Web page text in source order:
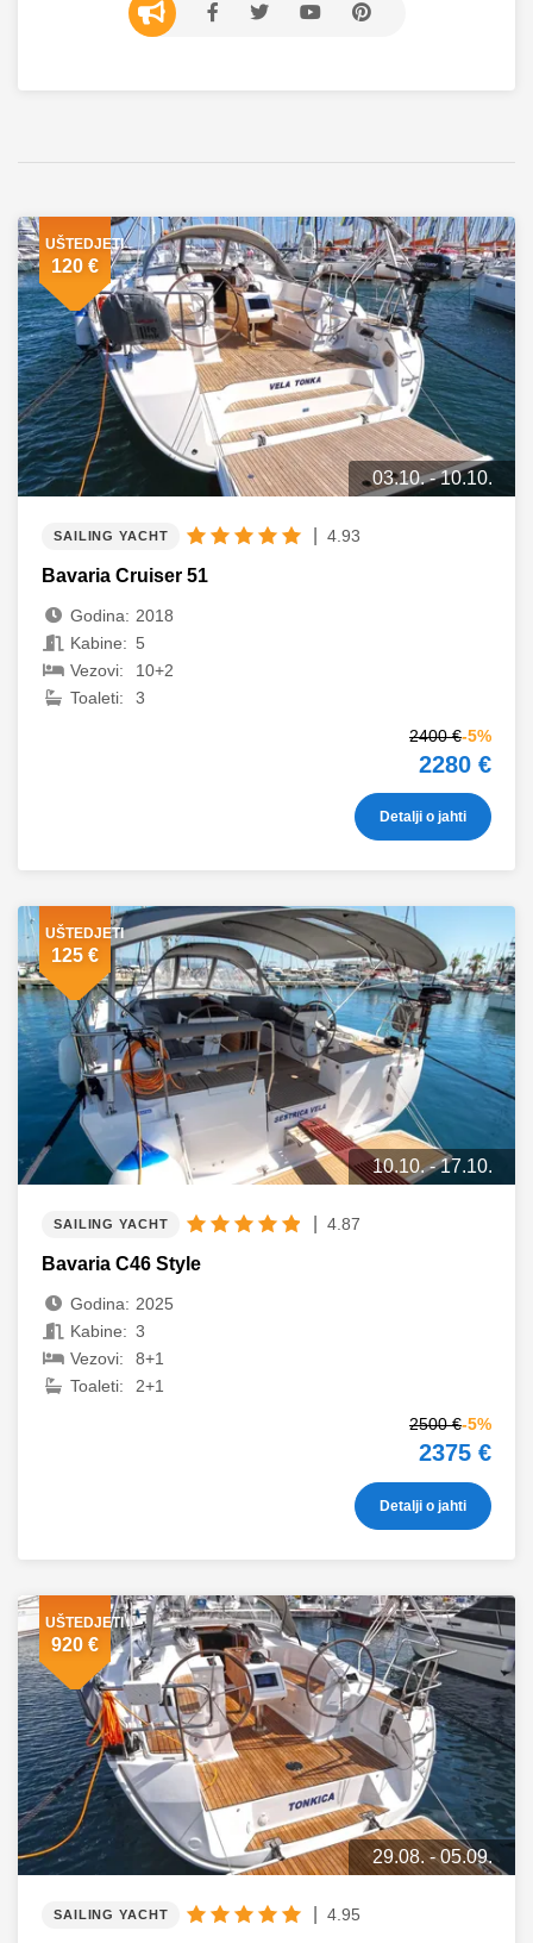
ABA VELA on Facebook
ABA VELA on X
ABA VELA on YouTube
ABA VELA on
UŠTEDJETI
120 €
03.10. - 10.10.
SAILING YACHT 4.93
Bavaria Cruiser 51
Godina: 2018
Kabine: 5
Vezovi:
10+2
Toaleti:
3
2400 €-5%
2280 €
Detalji o jahti
UŠTEDJETI
125 €
10.10. - 17.10.
SAILING YACHT 4.87
Bavaria C46 Style
Godina: 2025
Kabine: 3
Vezovi:
8+1
Toaleti:
2+1
2500 €-5%
2375 €
Detalji o jahti
UŠTEDJETI
920 €
29.08. - 05.09.
SAILING YACHT 4.95